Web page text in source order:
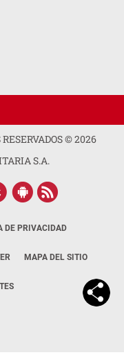
©2026
S.A.
DE PRIVACIDAD
MAPA DEL SITIO